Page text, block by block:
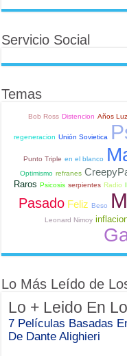
Servicio Social
Temas
Bob Ross Distencion Años Luz
regeneracion Unión Sovietica
Punto Triple en el blanco
Optimismo refranes
Raros Psicosis serpientes Radio
Pasado Feliz Beso
Leonard Nimoy
Lo Más Leído de
Lo + Leido En
7 Películas Basadas
De Dante Alighieri